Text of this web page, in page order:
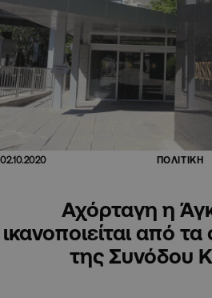
02.10.2020 ΠΟΛΙΤΙΚΗ
Αχόρταγη η
ικανοποιείται από
της Συνόδου